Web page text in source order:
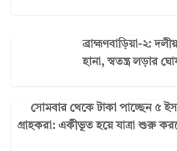
ব্রাহ্মণবাড়িয়া-২:
হানা, স্বতন্ত্র লড়ার
সোমবার থেকে টাকা পাচ্ছেন ৫
গ্রাহকরা: একীভূত হয়ে যাত্রা শুরু